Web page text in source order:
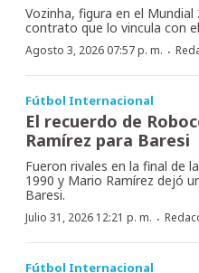
Vozinha, figura en el
contrato que lo vincula con
Agosto 3, 2026 07:57 p. m. ·
Fútbol Internacional
El recuerdo de
Ramírez para Baresi
Fueron rivales en la final de
1990 y Mario Ramírez dejó
Baresi.
Julio 31, 2026 12:21 p. m. ·
Fútbol Internacional